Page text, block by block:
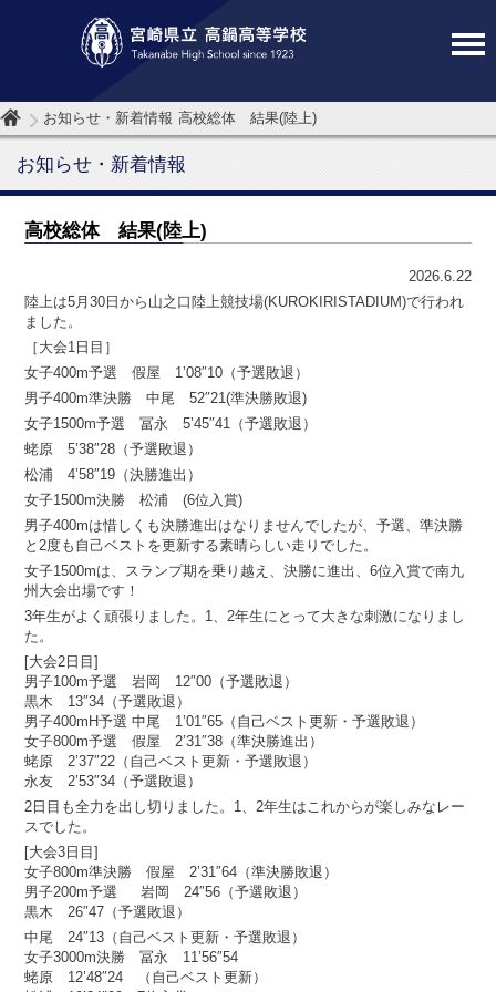
お知らせ・新着情報 高校総体 結果(陸上)
お知らせ・新着情報
高校総体 結果(陸上)
2026.6.22
陸上は5月30日から山之口陸上競技場(KUROKIRISTADIUM)で行われ
ました。
［大会1日目］
女子400m予選 假屋 1’08″10（予選敗退）
男子400m準決勝 中尾 52″21(準決勝敗退)
女子1500m予選 冨永 5’45″41（予選敗退）
蛯原 5’38″28（予選敗退）
松浦 4’58″19（決勝進出）
女子1500m決勝 松浦 (6位入賞)
男子400mは惜しくも決勝進出はなりませんでしたが、予選、準決勝
と2度も自己ベストを更新する素晴らしい走りでした。
女子1500mは、スランプ期を乗り越え、決勝に進出、6位入賞で南九
州大会出場です！
3年生がよく頑張りました。1、2年生にとって大きな刺激になりまし
た。
[大会2日目]
男子100m予選 岩岡 12″00（予選敗退）
黒木 13″34（予選敗退）
男子400mH予選 中尾 1’01″65（自己ベスト更新・予選敗退）
女子800m予選 假屋 2’31″38（準決勝進出）
蛯原 2’37″22（自己ベスト更新・予選敗退）
永友 2’53″34（予選敗退）
2日目も全力を出し切りました。1、2年生はこれからが楽しみなレー
スでした。
[大会3日目]
女子800m準決勝 假屋 2’31″64（準決勝敗退）
男子200m予選 岩岡 24″56（予選敗退）
黒木 26″47（予選敗退）
中尾 24″13（自己ベスト更新・予選敗退）
女子3000m決勝 冨永 11’56″54
蛯原 12’48″24 （自己ベスト更新）